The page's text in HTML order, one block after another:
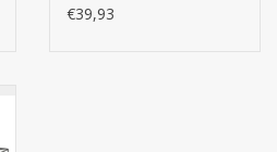
€39,93